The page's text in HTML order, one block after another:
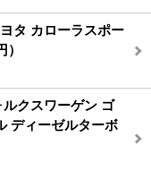
タ カローラスポー
クスワーゲン ゴ
ディーゼルターボ